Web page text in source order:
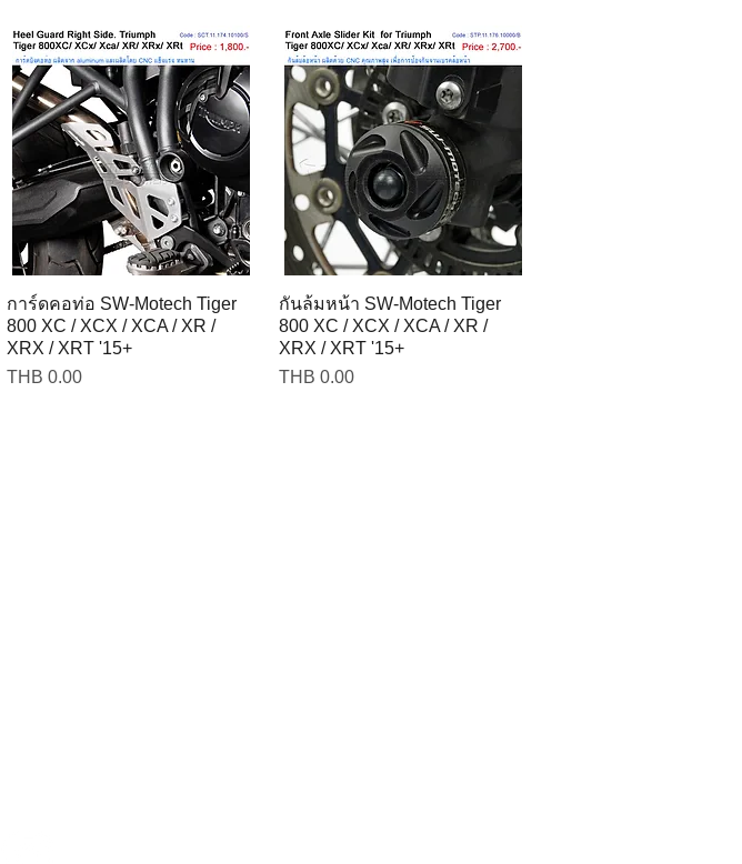
การ์ดคอท่อ SW-Motech Tiger
800 XC / XCX / XCA / XR /
XRX / XRT '15+
Price
THB 0.00
กันล้มหน้า SW-Motech Tiger
800 XC / XCX / XCA / XR /
XRX / XRT '15+
Price
THB 0.00